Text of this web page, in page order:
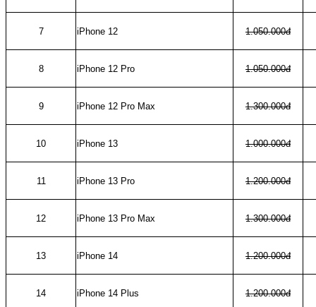
7 iPhone 12 1.050.000đ
8 iPhone 12 Pro 1.050.000đ
9 iPhone 12 Pro Max 1.300.000đ
10 iPhone 13 1.000.000đ
11 iPhone 13 Pro 1.200.000đ
12 iPhone 13 Pro Max 1.300.000đ
13 iPhone 14 1.200.000đ
14 iPhone 14 Plus 1.200.000đ